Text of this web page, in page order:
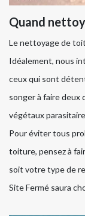
Quand
Le nettoyage de
Idéalement, nous
ceux qui sont
songer à faire deux
végétaux
Pour éviter tous
toiture, pensez à
soit votre type de
Site Fermé saura